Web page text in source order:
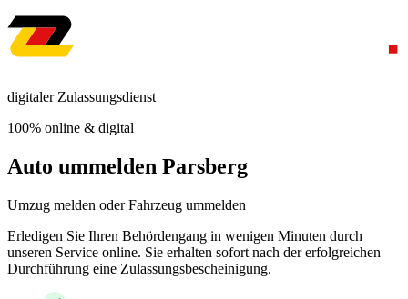
digitaler Zulassungsdienst
100% online & digital
Auto ummelden Parsberg
Umzug melden oder Fahrzeug ummelden
Erledigen Sie Ihren Behördengang in wenigen Minuten durch
unseren Service online. Sie erhalten sofort nach der erfolgreichen
Durchführung eine Zulassungsbescheinigung.